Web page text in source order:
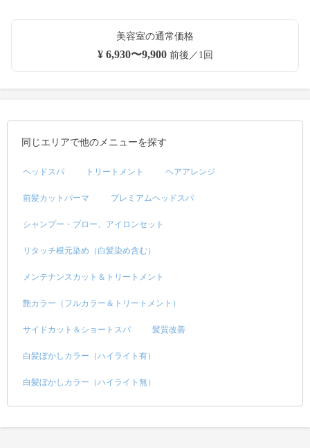
美容室の通常価格
¥ 6,930〜9,900前後／1回
同じエリアで他のメニューを探す
ヘッドスパ トリートメント ヘアアレンジ
前髪カットパーマ プレミアムヘッドスパ
シャンプー・ブロー、アイロンセット
リタッチ根元染め（白髪染め含む）
メンテナンスカット＆トリートメント
艶カラー（フルカラー＆トリートメント）
サイドカット＆ショートスパ 髪質改善
白髪ぼかしカラー（ハイライト有）
白髪ぼかしカラー（ハイライト無）